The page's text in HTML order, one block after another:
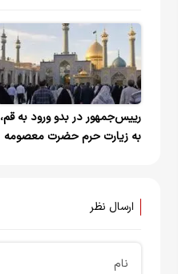
رییس‌جمهور در بدو ورود به قم،
به زیارت حرم حضرت معصومه
ارسال نظر
نام